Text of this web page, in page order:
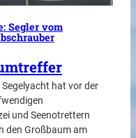
Segler vom
hat vor der
und Seenotrettern
den Großbaum am